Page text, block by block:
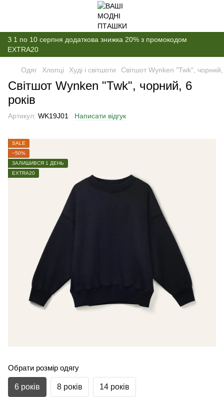
З 1 по 10 серпня додаткова знижка 20% з промокодом
EXTRA20
Одяг Хлопці Худі і світшоти Світшот Wynken "Twk", чорний,
Світшот Wynken "Twk", чорний, 6
років
Артикул: WK19J01 Написати відгук
SALE
−50%
ЗАЛИШИВСЯ 1 ДЕНЬ
EXTRA20
Обрати розмір одягу
6 років 8 років 14 років